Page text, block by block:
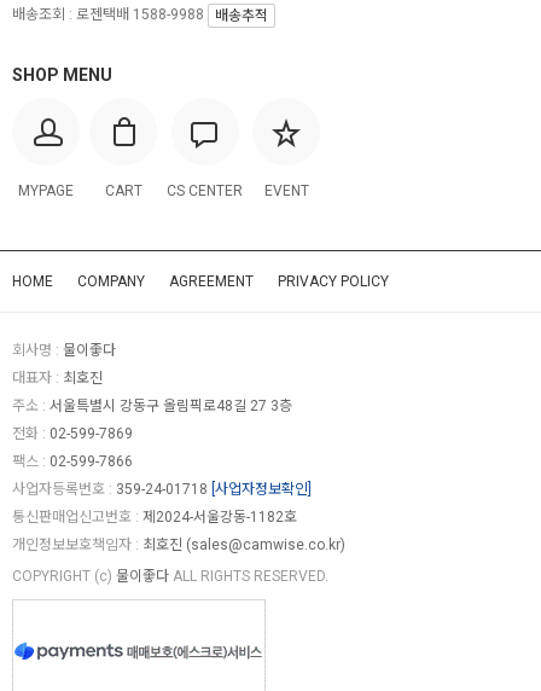
SHOP MENU
MYPAGE CART CS CENTER EVENT
배송조회 : 로젠택배 1588-9988
배송추적
HOME COMPANY AGREEMENT PRIVACY POLICY
회사명 : 물이좋다
대표자 : 최호진
주소 : 서울특별시 강동구 올림픽로48길 27 3층
전화 : 02-599-7869
팩스 : 02-599-7866
사업자등록번호 : 359-24-01718 [사업자정보확인]
통신판매업신고번호 : 제2024-서울강동-1182호
개인정보보호책임자 : 최호진 (sales@camwise.co.kr)
COPYRIGHT (c) 물이좋다 ALL RIGHTS RESERVED.